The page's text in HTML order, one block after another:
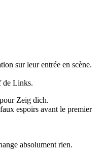
sur leur entrée en scène.
de Links.
Zeig dich.
espoirs avant le premier
absolument rien.